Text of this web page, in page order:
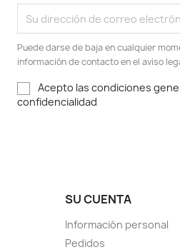
Puede darse de baja en cualquier
información de contacto en el aviso
Acepto las condiciones
confidencialidad
SU CUENTA
Información personal
Pedidos